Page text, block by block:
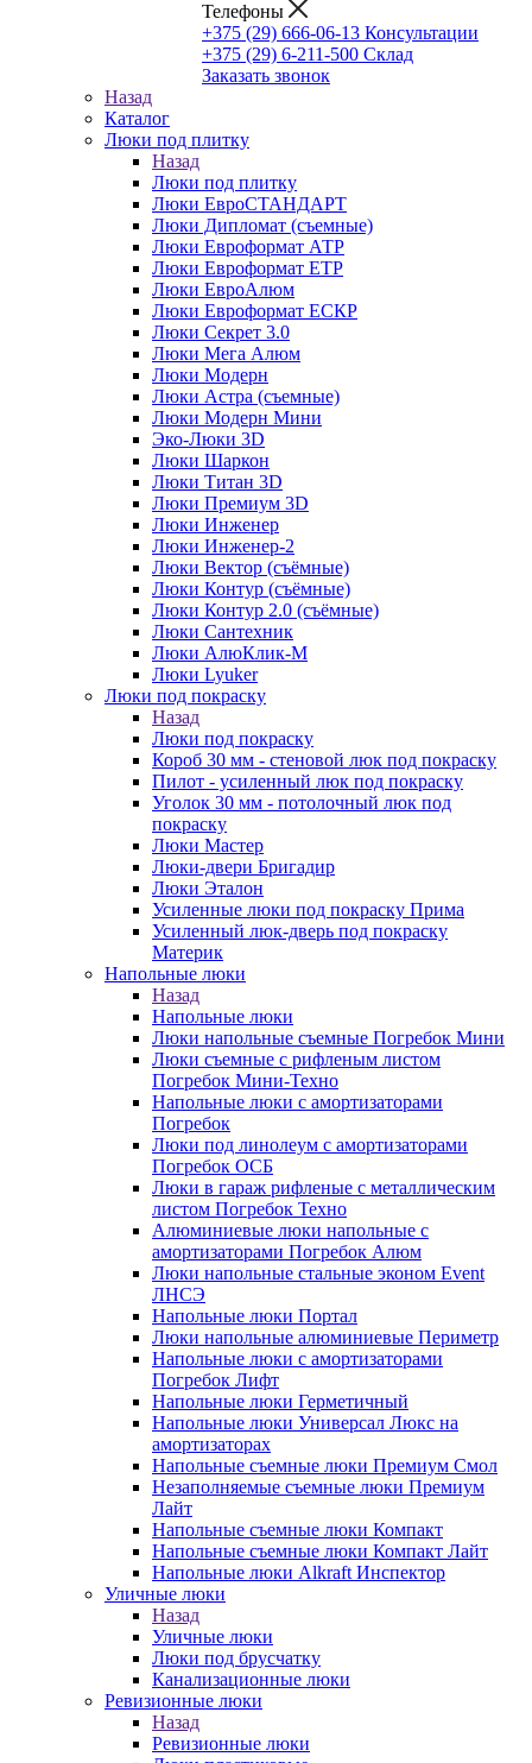
Телефоны
+375 (29) 666-06-13 Консультации
+375 (29) 6-211-500 Склад
Заказать звонок
Назад
Каталог
Люки под плитку
Назад
Люки под плитку
Люки ЕвроСТАНДАРТ
Люки Дипломат (съемные)
Люки Евроформат АТР
Люки Евроформат ЕТР
Люки ЕвроАлюм
Люки Евроформат ЕСКР
Люки Секрет 3.0
Люки Мега Алюм
Люки Модерн
Люки Астра (съемные)
Люки Модерн Мини
Эко-Люки 3D
Люки Шаркон
Люки Титан 3D
Люки Премиум 3D
Люки Инженер
Люки Инженер-2
Люки Вектор (съёмные)
Люки Контур (съёмные)
Люки Контур 2.0 (съёмные)
Люки Сантехник
Люки АлюКлик-М
Люки Lyuker
Люки под покраску
Назад
Люки под покраску
Короб 30 мм - стеновой люк под покраску
Пилот - усиленный люк под покраску
Уголок 30 мм - потолочный люк под
покраску
Люки Мастер
Люки-двери Бригадир
Люки Эталон
Усиленные люки под покраску Прима
Усиленный люк-дверь под покраску
Материк
Напольные люки
Назад
Напольные люки
Люки напольные съемные Погребок Мини
Люки съемные с рифленым листом
Погребок Мини-Техно
Напольные люки с амортизаторами
Погребок
Люки под линолеум с амортизаторами
Погребок ОСБ
Люки в гараж рифленые с металлическим
листом Погребок Техно
Алюминиевые люки напольные с
амортизаторами Погребок Алюм
Люки напольные стальные эконом Event
ЛНСЭ
Напольные люки Портал
Люки напольные алюминиевые Периметр
Напольные люки с амортизаторами
Погребок Лифт
Напольные люки Герметичный
Напольные люки Универсал Люкс на
амортизаторах
Напольные съемные люки Премиум Смол
Незаполняемые съемные люки Премиум
Лайт
Напольные съемные люки Компакт
Напольные съемные люки Компакт Лайт
Напольные люки Alkraft Инспектор
Уличные люки
Назад
Уличные люки
Люки под брусчатку
Канализационные люки
Ревизионные люки
Назад
Ревизионные люки